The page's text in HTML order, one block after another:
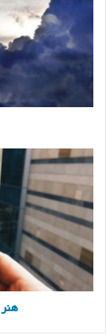
هنر
شفاف
اندیشیدن
خلاصه
و
نکات